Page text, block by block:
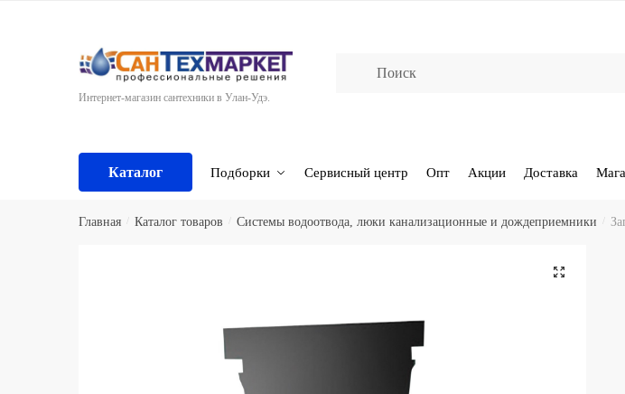
Интернет-магазин сантехники в Улан-Удэ.
Каталог Подборки Сервисный центр Опт Акции Доставка
Главная Каталог товаров Системы водоотвода, люки канализационные и дождеприемники
🔍